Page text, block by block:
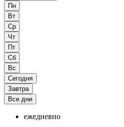
Пн
Вт
Ср
Чт
Пт
Сб
Вс
Сегодня
Завтра
Все дни
ежедневно